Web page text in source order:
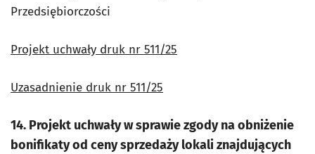
Przedsiębiorczości
Projekt uchwały druk nr 511/25
Uzasadnienie druk nr 511/25
14. Projekt uchwały w sprawie zgody na obniżenie
bonifikaty od ceny sprzedaży lokali znajdujących